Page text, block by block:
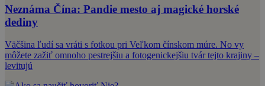
Neznáma Čína: Pandie mesto aj magické horské
dediny
Väčšina ľudí sa vráti s fotkou pri Veľkom čínskom múre. No vy
môžete zažiť omnoho pestrejšiu a fotogenickejšiu tvár tejto krajiny –
levitujú